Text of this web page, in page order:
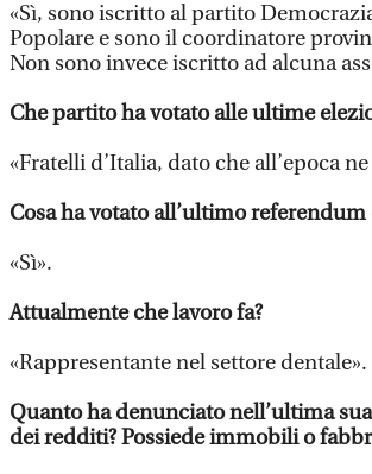
«Sì, sono iscritto al partito
Popolare e sono il coordinatore
Non sono invece iscritto ad alcuna
Che partito ha votato alle ultime
«Fratelli d’Italia, dato che all’epoca
Cosa ha votato all’ultimo
«Sì».
Attualmente che lavoro fa?
«Rappresentante nel settore dentale».
Quanto ha denunciato nell’ultima
dei redditi? Possiede immobili o